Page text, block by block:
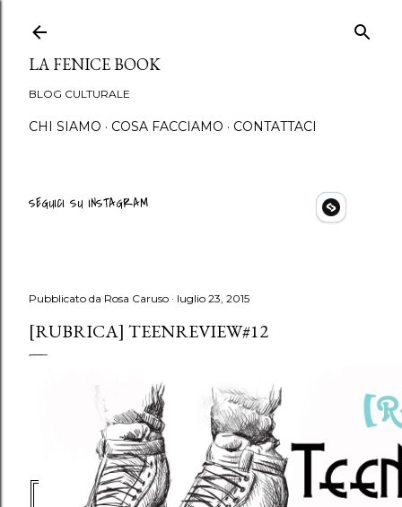
Passa ai contenuti principali
LA FENICE BOOK
BLOG CULTURALE
CHI SIAMO COSA FACCIAMO CONTATTACI
SEGUICI SU INSTAGRAM
Pubblicato da Rosa Caruso luglio 23, 2015
[RUBRICA] TEENREVIEW#12